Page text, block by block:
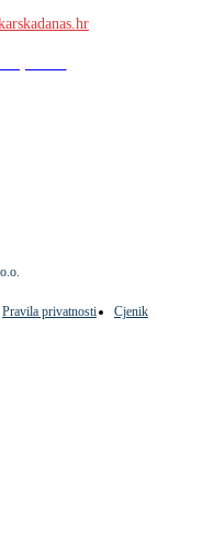
Pravila privatnosti
Cjenik